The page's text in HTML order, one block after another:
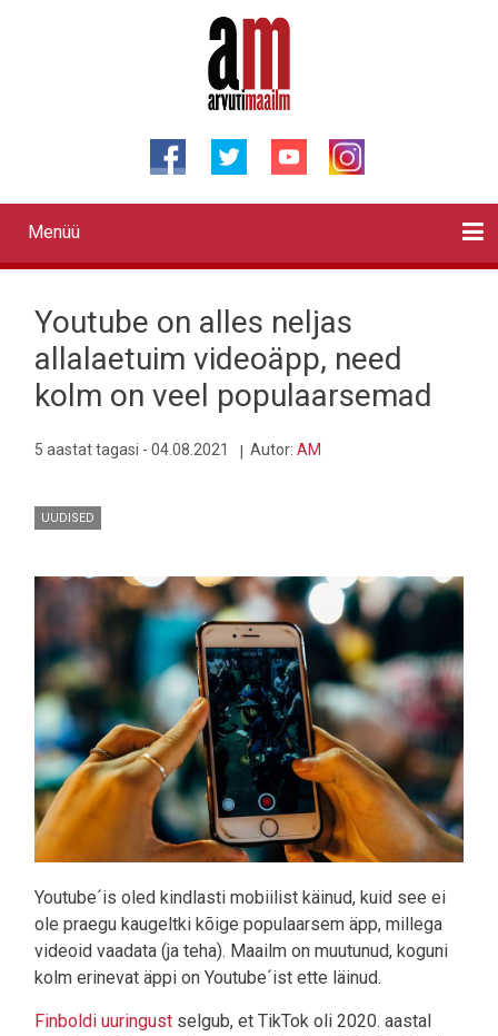
Primary
links
Menüü
Youtube on alles neljas
allalaetuim videoäpp, need
kolm on veel populaarsemad
5 aastat tagasi - 04.08.2021 Autor: AM
UUDISED
Pilt
Youtube´is oled kindlasti mobiilist käinud, kuid see ei
ole praegu kaugeltki kõige populaarsem äpp, millega
videoid vaadata (ja teha). Maailm on muutunud, koguni
kolm erinevat äppi on Youtube´ist ette läinud.
Finboldi uuringust selgub, et TikTok oli 2020. aastal